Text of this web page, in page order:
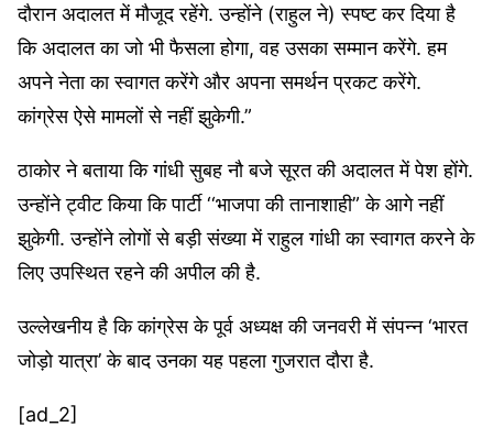
दौरान अदालत में मौजूद रहेंगे. उन्होंने (राहुल ने) स्पष्ट कर दिया है
कि अदालत का जो भी फैसला होगा, वह उसका सम्मान करेंगे. हम
अपने नेता का स्वागत करेंगे और अपना समर्थन प्रकट करेंगे.
कांग्रेस ऐसे मामलों से नहीं झुकेगी.”
ठाकोर ने बताया कि गांधी सुबह नौ बजे सूरत की अदालत में पेश होंगे.
उन्होंने ट्वीट किया कि पार्टी ‘‘भाजपा की तानाशाही” के आगे नहीं
झुकेगी. उन्होंने लोगों से बड़ी संख्या में राहुल गांधी का स्वागत करने के
लिए उपस्थित रहने की अपील की है.
उल्लेखनीय है कि कांग्रेस के पूर्व अध्यक्ष की जनवरी में संपन्न ‘भारत
जोड़ो यात्रा’ के बाद उनका यह पहला गुजरात दौरा है.
[ad_2]